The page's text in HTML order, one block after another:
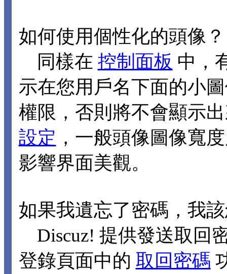
如何使用個性化的頭像？
同樣在 控制面板 中，
示在您用戶名下面的小
權限，否則將不會顯示
設定 ，一般頭像圖像寬
影響界面美觀。
如果我遺忘了密碼，我
Discuz! 提供發送取回
登錄頁面中的 取回密碼